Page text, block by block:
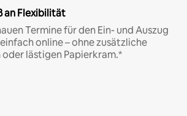
an Flexibilität
Termine für den Ein- und Auszug
online – ohne zusätzliche
lästigen Papierkram.*